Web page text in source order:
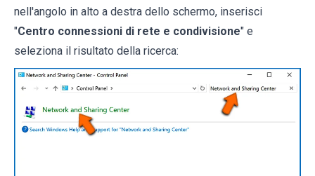
nell'angolo in alto a destra dello schermo, inserisci
"Centro connessioni di rete e condivisione" e
seleziona il risultato della ricerca: